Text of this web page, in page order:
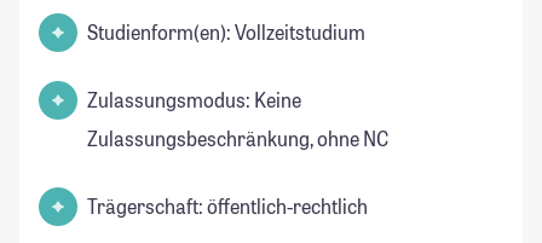
Studienform(en): Vollzeitstudium
Zulassungsmodus: Keine
Zulassungsbeschränkung, ohne NC
Trägerschaft: öffentlich-rechtlich